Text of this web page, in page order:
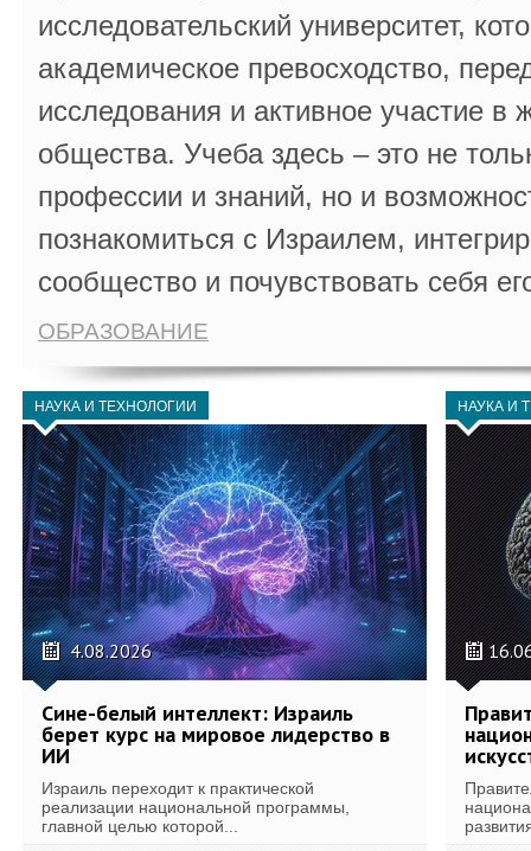
исследовательский университет,
академическое превосходство,
исследования и активное участие в
общества. Учеба здесь – это не
профессии и знаний, но и
познакомиться с Израилем,
сообщество и почувствовать себя
ОБРАЗОВАНИЕ
НАУКА И ТЕХНОЛОГИИ
4.08.2026
Сине-белый интеллект: Израиль
берет курс на мировое лидерство в
ИИ
Израиль переходит к практической
реализации национальной программы,
главной целью которой...
НАУКА И